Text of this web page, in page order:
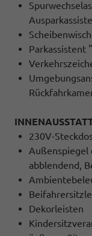
Parkassistent
230V-
Außenspiegel
abblendend,
Dekorleisten